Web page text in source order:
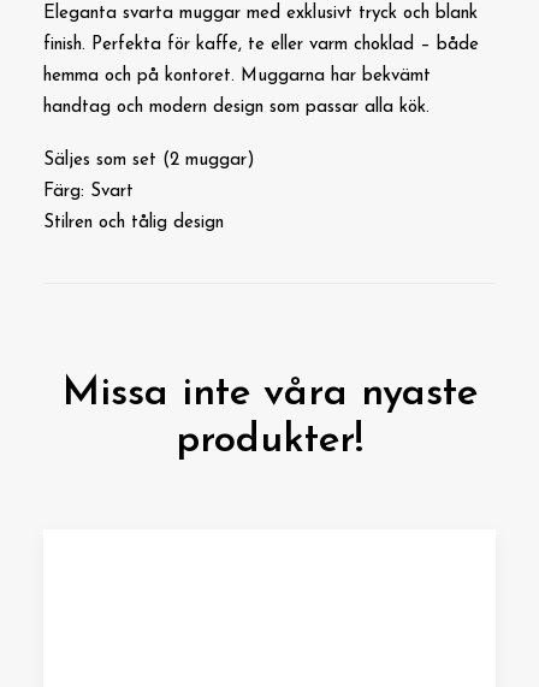
Eleganta svarta muggar med exklusivt tryck och blank
finish. Perfekta för kaffe, te eller varm choklad – både
hemma och på kontoret. Muggarna har bekvämt
handtag och modern design som passar alla kök.
Säljes som set (2 muggar)
Färg: Svart
Stilren och tålig design
Missa inte våra nyaste
produkter!